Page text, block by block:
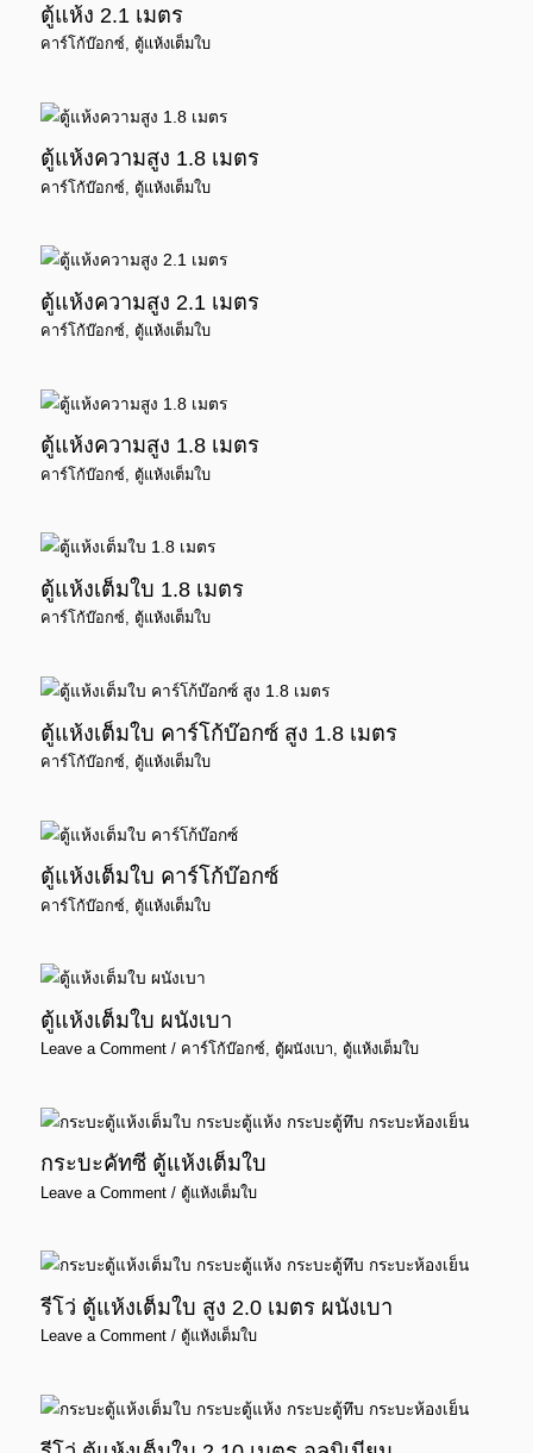
ตู้แห้ง 2.1 เมตร
คาร์โก้บ๊อกซ์ ตู้แห้งเต็มใบ
ตู้แห้งความสูง 1.8 เมตร
คาร์โก้บ๊อกซ์ ตู้แห้งเต็มใบ
ตู้แห้งความสูง 2.1 เมตร
คาร์โก้บ๊อกซ์, ตู้แห้งเต็มใบ
ตู้แห้งความสูง 1.8 เมตร
คาร์โก้บ๊อกซ์ ตู้แห้งเต็มใบ
ตู้แห้งเต็มใบ 1.8 เมตร
คาร์โก้บ๊อกซ์, ตู้แห้งเต็มใบ
ตู้แห้งเต็มใบ คาร์โก้บ๊อกซ์ สูง 1.8 เมตร
คาร์โก้บ๊อกซ์, ตู้แห้งเต็มใบ
ตู้แห้งเต็มใบ คาร์โก้บ๊อกซ์
คาร์โก้บ๊อกซ์ ตู้แห้งเต็มใบ
ตู้แห้งเต็มใบ ผนังเบา
Leave a Comment / คาร์โก้บ๊อกซ์, ตู้ผนังเบา, ตู้แห้งเต็มใบ
กระบะคัทซี ตู้แห้งเต็มใบ
Leave a Comment / ตู้แห้งเต็มใบ
รีโว่ ตู้แห้งเต็มใบ สูง 2.0 เมตร ผนังเบา
Leave a Comment / ตู้แห้งเต็มใบ